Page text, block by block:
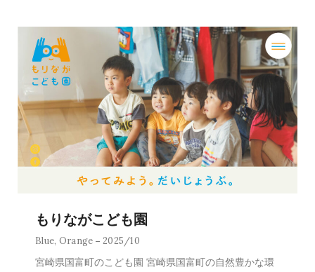
もりながこども園
Blue, Orange 2025/10
宮崎県国富町のこども園 宮崎県国富町の自然豊かな環